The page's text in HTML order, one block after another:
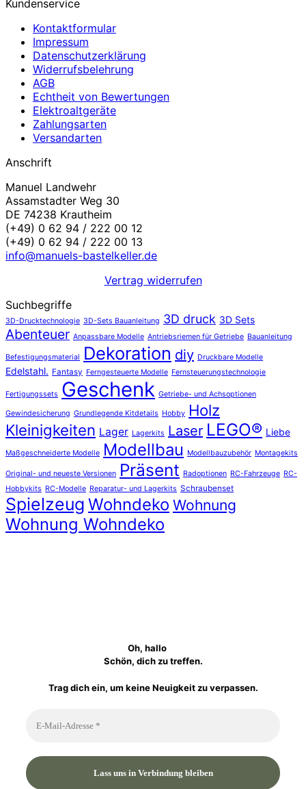
Kundenservice
Kontaktformular
Impressum
Datenschutzerklärung
Widerrufsbelehrung
AGB
Echtheit von Bewertungen
Elektroaltgeräte
Zahlungsarten
Versandarten
Anschrift
Manuel Landwehr
Assamstadter Weg 30
DE 74238 Krautheim
(+49) 0 62 94 / 222 00 12
(+49) 0 62 94 / 222 00 13
info@manuels-bastelkeller.de
Vertrag widerrufen
Suchbegriffe
3D-Drucktechnologie 3D-Sets Bauanleitung 3D druck 3D Sets
Abenteuer Anpassbare Modelle Antriebsriemen für Getriebe Bauanleitung
Befestigungsmaterial Dekoration diy Druckbare Modelle
Edelstahl. Fantasy Ferngesteuerte Modelle Fernsteuerungstechnologie
Fertigungssets Geschenk Getriebe- und Achsoptionen
Gewindesicherung Grundlegende Kitdetails Hobby Holz
Kleinigkeiten Lager Lagerkits Laser LEGO® Liebe
Maßgeschneiderte Modelle Modellbau Modellbauzubehör Montagekits
Original- und neueste Versionen Präsent Radoptionen RC-Fahrzeuge RC-
Hobbykits RC-Modelle Reparatur- und Lagerkits Schraubenset
Spielzeug Wohndeko Wohnung
Wohnung Wohndeko
Oh, hallo
Schön, dich zu treffen.
Trag dich ein, um keine Neuigkeit zu verpassen.